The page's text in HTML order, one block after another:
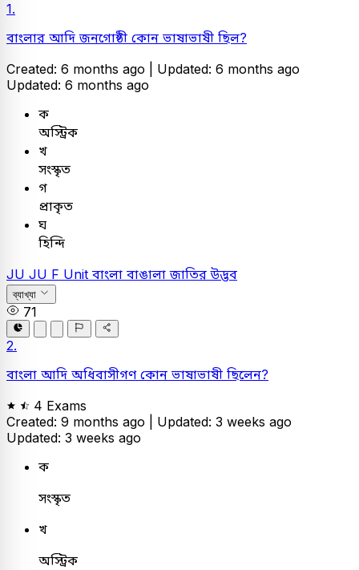
1.
বাংলার আদি জনগোষ্ঠী কোন ভাষাভাষী ছিল?
Created: 6 months ago | Updated: 6 months ago
Updated: 6 months ago
ক
অস্ট্রিক
খ
সংস্কৃত
গ
প্রাকৃত
ঘ
হিন্দি
JU JU F Unit বাংলা বাঙালা জাতির উদ্ভব
ব্যাখ্যা
71
2.
বাংলা আদি অধিবাসীগণ কোন ভাষাভাষী ছিলেন?
4 Exams
Created: 9 months ago | Updated: 3 weeks ago
Updated: 3 weeks ago
ক
সংস্কৃত
খ
অস্ট্রিক